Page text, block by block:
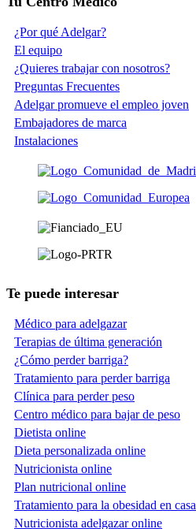
¿Por qué Adelgar?
El equipo
¿Quieres trabajar con nosotros?
Preguntas Frecuentes
Adelgar promueve el empleo joven
Embajadores de marca
Instalaciones
Te puede interesar
Médico para adelgazar
Terapias de última generación
¿Cómo perder barriga?
Tratamiento para perder barriga
Clínica para perder peso
Centro médico para bajar de peso
Dietista online
Dieta personalizada online
Nutricionista online
Plan nutricional online
Tratamiento para la obesidad en casa
Nutricionista adelgazar online